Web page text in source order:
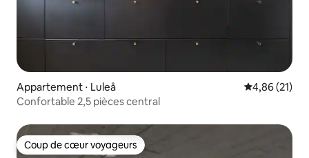
Appartement ⋅ Luleå Évaluation
4,86 (21)
Confortable 2,5 pièces central
Coup de cœur voyageurs
Coup de cœur voyageurs